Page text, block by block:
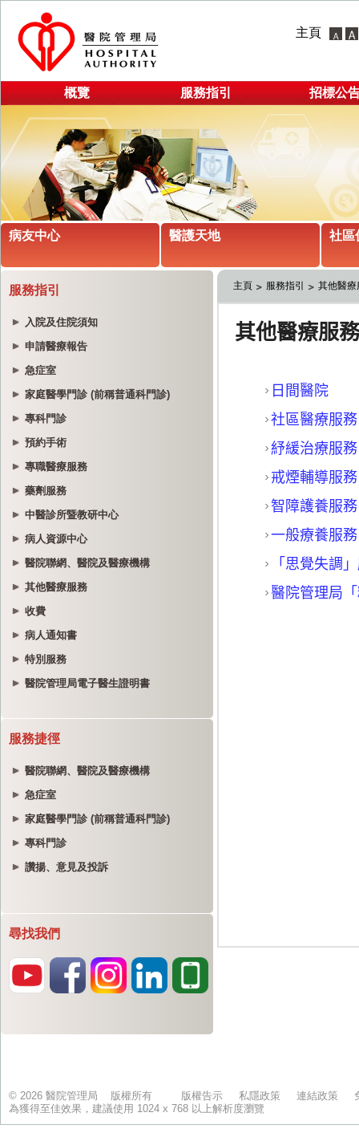
主頁
概覽 服務指引 招標公
病友中心 醫護天地 社區
服務指引
入院及住院須知
申請醫療報告
急症室
家庭醫學門診 (前稱普通科門診)
專科門診
預約手術
專職醫療服務
藥劑服務
中醫診所暨教研中心
病人資源中心
醫院聯網、醫院及醫療機構
其他醫療服務
收費
病人通知書
特別服務
醫院管理局電子醫生證明書
服務捷徑
醫院聯網、醫院及醫療機構
急症室
家庭醫學門診 (前稱普通科門診)
專科門診
讚揚、意見及投訴
尋找我們
主頁 服務指引 其他醫療
© 2026 醫院管理局 版權所有 版權告示 私隱政策 連結政策
為獲得至佳效果，建議使用 1024 x 768 以上解析度瀏覽